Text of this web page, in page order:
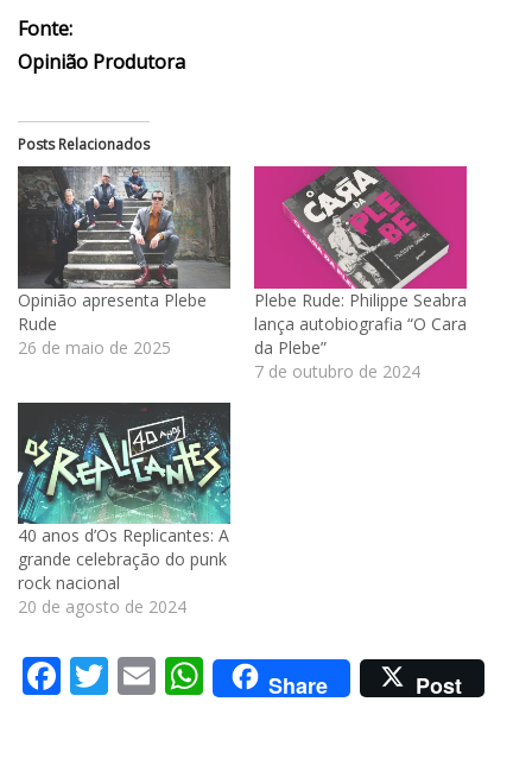
Fonte:
Opinião Produtora
Posts Relacionados
Opinião apresenta Plebe
Rude
26 de maio de 2025
Plebe Rude: Philippe Seabra
lança autobiografia “O Cara
da Plebe”
7 de outubro de 2024
40 anos d’Os Replicantes: A
grande celebração do punk
rock nacional
20 de agosto de 2024
Facebook
Twitter
EmailWhatsApp
Share Post